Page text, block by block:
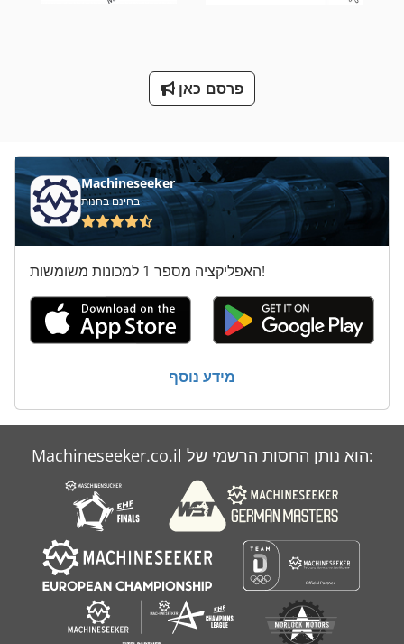
פרסם כאן
Machineseeker
בחינם בחנות
האפליקציה מספר 1 למכונות משומשות!
מידע נוסף
Machineseeker.co.il הוא נותן החסות הרשמי של: